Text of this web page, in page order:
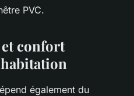
PVC.
et confort
également du